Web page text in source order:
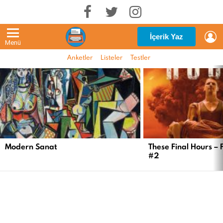
Menü
İçerik Yaz
Anketler Listeler Testler
EN
YENI
İÇERIKLER
Modern Sanat
These Final Hours –
#2